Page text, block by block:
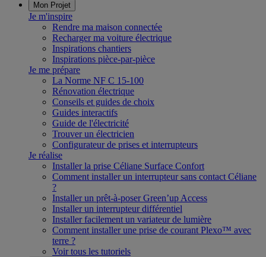
Mon Projet
Je m'inspire
Rendre ma maison connectée
Recharger ma voiture électrique
Inspirations chantiers
Inspirations pièce-par-pièce
Je me prépare
La Norme NF C 15-100
Rénovation électrique
Conseils et guides de choix
Guides interactifs
Guide de l'électricité
Trouver un électricien
Configurateur de prises et interrupteurs
Je réalise
Installer la prise Céliane Surface Confort
Comment installer un interrupteur sans contact Céliane
?
Installer un prêt-à-poser Green’up Access
Installer un interrupteur différentiel
Installer facilement un variateur de lumière
Comment installer une prise de courant Plexo™ avec
terre ?
Voir tous les tutoriels